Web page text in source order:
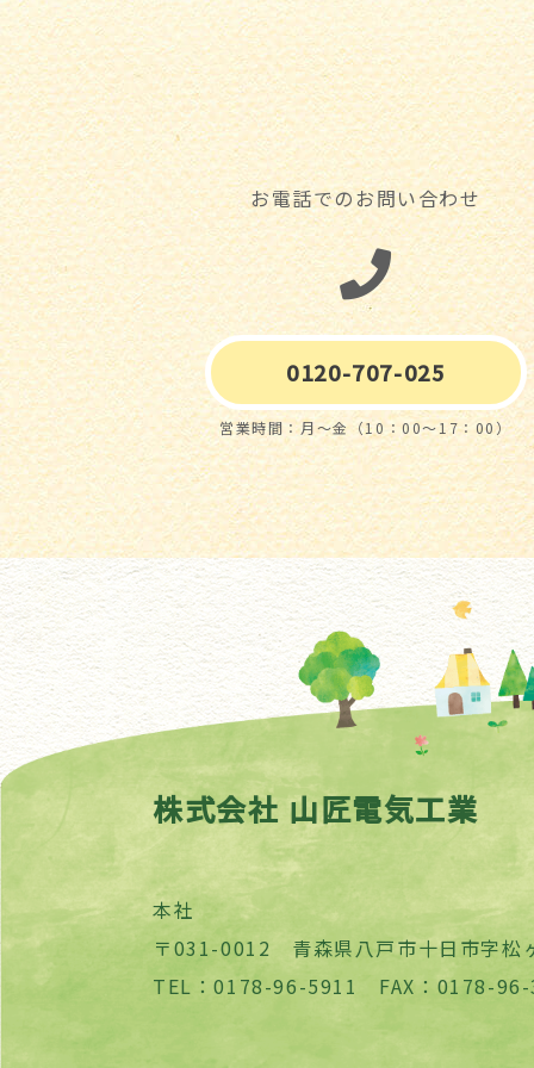
お電話でのお問い合わせ
0120-707-025
営業時間：月～金（10：00～17：00）
株式会社 山匠電気工業
本社
〒031-0012 青森県八戸市十日市字松
TEL：0178-96-5911 FAX：0178-